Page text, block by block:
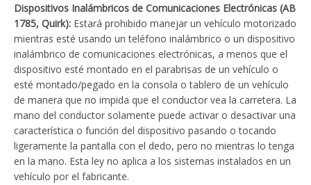
Dispositivos Inalámbricos de Comunicaciones Electrónicas (AB
1785, Quirk): Estará prohibido manejar un vehículo motorizado
mientras esté usando un teléfono inalámbrico o un dispositivo
inalámbrico de comunicaciones electrónicas, a menos que el
dispositivo esté montado en el parabrisas de un vehículo o
esté montado/pegado en la consola o tablero de un vehículo
de manera que no impida que el conductor vea la carretera. La
mano del conductor solamente puede activar o desactivar una
característica o función del dispositivo pasando o tocando
ligeramente la pantalla con el dedo, pero no mientras lo tenga
en la mano. Esta ley no aplica a los sistemas instalados en un
vehículo por el fabricante.